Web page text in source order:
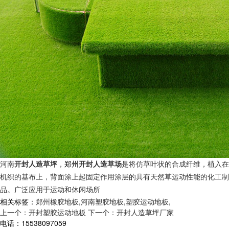
河南开封人造草坪 ， 郑州开封人造草场是将仿草叶状的合成纤维，植入在
机织的基布上，背面涂上起固定作用涂层的具有天然草运动性能的化工制
品。广泛应用于运动和休闲场所
相关标签： 郑州橡胶地板,河南塑胶地板,塑胶运动地板,
上一个：开封塑胶运动地板 下一个：开封人造草坪厂家
电话：15538097059